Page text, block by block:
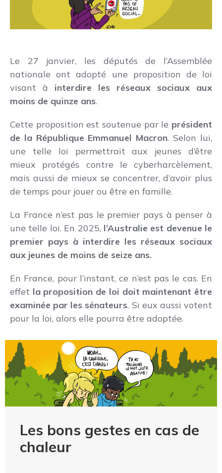
Le 27 janvier, les députés de l’Assemblée
nationale ont adopté une proposition de loi
visant à interdire les réseaux sociaux aux
moins de quinze ans.
Cette proposition est soutenue par le président
de la République Emmanuel Macron. Selon lui,
une telle loi permettrait aux jeunes d’être
mieux protégés contre le cyberharcèlement,
mais aussi de mieux se concentrer, d’avoir plus
de temps pour jouer ou être en famille.
La France n’est pas le premier pays à penser à
une telle loi. En 2025, l’Australie est devenue le
premier pays à interdire les réseaux sociaux
aux jeunes de moins de seize ans.
En France, pour l’instant, ce n’est pas le cas. En
effet la proposition de loi doit maintenant être
examinée par les sénateurs. Si eux aussi votent
pour la loi, alors elle pourra être adoptée.
Les bons gestes en cas de
chaleur